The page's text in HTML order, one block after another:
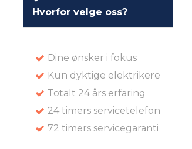
Hvorfor velge oss?
Dine ønsker i fokus
Kun dyktige elektrikere
Totalt 24 års erfaring
24 timers servicetelefon
72 timers servicegaranti